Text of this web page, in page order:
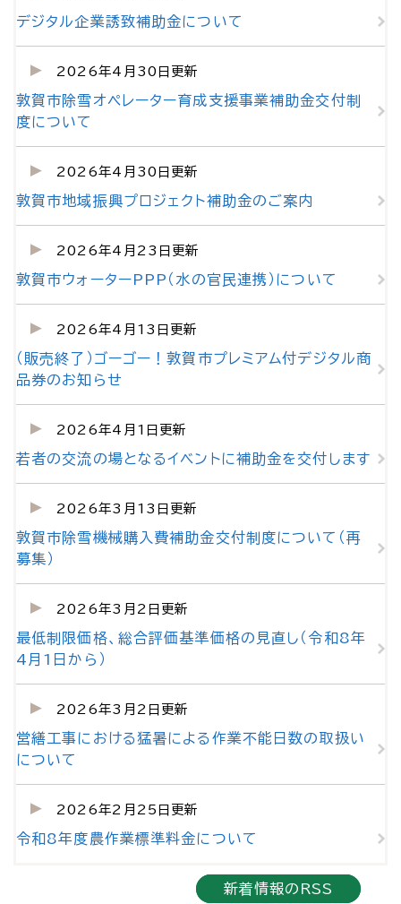
デジタル企業誘致補助金について
2026年4月30日更新
敦賀市除雪オペレーター育成支援事業補助金交付制
度について
2026年4月30日更新
敦賀市地域振興プロジェクト補助金のご案内
2026年4月23日更新
敦賀市ウォーターPPP（水の官民連携）について
2026年4月13日更新
（販売終了）ゴーゴー！敦賀市プレミアム付デジタル商
品券のお知らせ
2026年4月1日更新
若者の交流の場となるイベントに補助金を交付します
2026年3月13日更新
敦賀市除雪機械購入費補助金交付制度について（再
募集）
2026年3月2日更新
最低制限価格、総合評価基準価格の見直し（令和8年
4月1日から）
2026年3月2日更新
営繕工事における猛暑による作業不能日数の取扱い
について
2026年2月25日更新
令和8年度農作業標準料金について
新着情報のRSS